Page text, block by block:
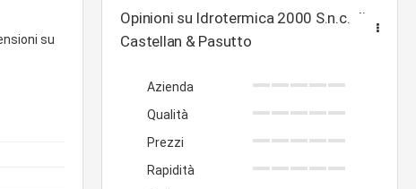
su
Opinioni su Idrotermica 2000 S.n.c. di
Castellan & Pasutto
Azienda
Qualità
Prezzi
Rapidità